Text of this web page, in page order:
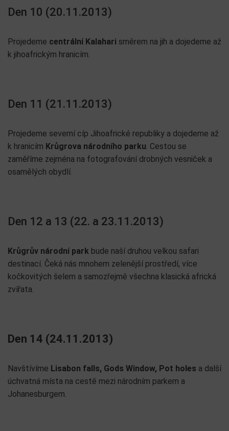
Den 10 (20.11.2013)
Projedeme centrální Kalahari směrem na jih a dojedeme až
k jihoafrickým hranicím.
Den 11 (21.11.2013)
Projedeme severní cíp Jihoafrické republiky a dojedeme až
k hranicím Krůgrova národního parku. Cestou se
zaměříme zejména na fotografování drobných vesniček a
osamělých obydlí.
Den 12 a 13 (22. a 23.11.2013)
Krůgrův národní park bude naší druhou velkou safari
destinací. Čeká nás mnohem zelenější prostředí, více
kočkovitých šelem a samozřejmě všechna klasická africká
zvířata.
Den 14 (24.11.2013)
Navštívíme Lisabon falls, Gods Window, Pot holes a další
úchvatná místa na cestě mezi národním parkem a
Johanesburgem.